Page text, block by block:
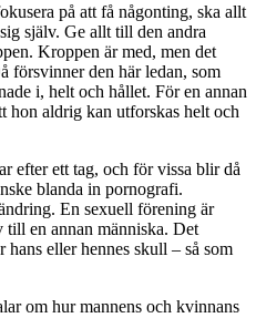
på att få någonting, ska allt
själv. Ge allt till den andra
Kroppen är med, men det
försvinner den här ledan, som
i, helt och hållet. För en annan
hon aldrig kan utforskas helt och
efter ett tag, och för vissa blir då
blanda in pornografi.
En sexuell förening är
en annan människa. Det
hans eller hennes skull – så som
om hur mannens och kvinnans